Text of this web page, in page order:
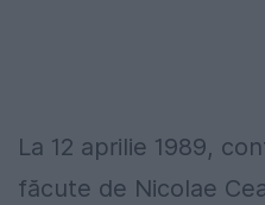
La 12 aprilie 1989,
făcute de Nicolae